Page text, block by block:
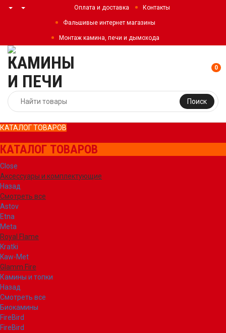
Оплата и доставка Контакты
Фальшивые интернет магазины
Монтаж камина, печи и дымохода
Поиск
0
КАТАЛОГ ТОВАРОВ
КАТАЛОГ ТОВАРОВ
Close
Аксессуары и комплектующие
Назад
Смотреть все
Astov
Etna
Meta
Royal Flame
Kratki
Kaw-Met
Glamm Fire
Камины и топки
Назад
Смотреть все
Биокамины
FireBird
FireBird